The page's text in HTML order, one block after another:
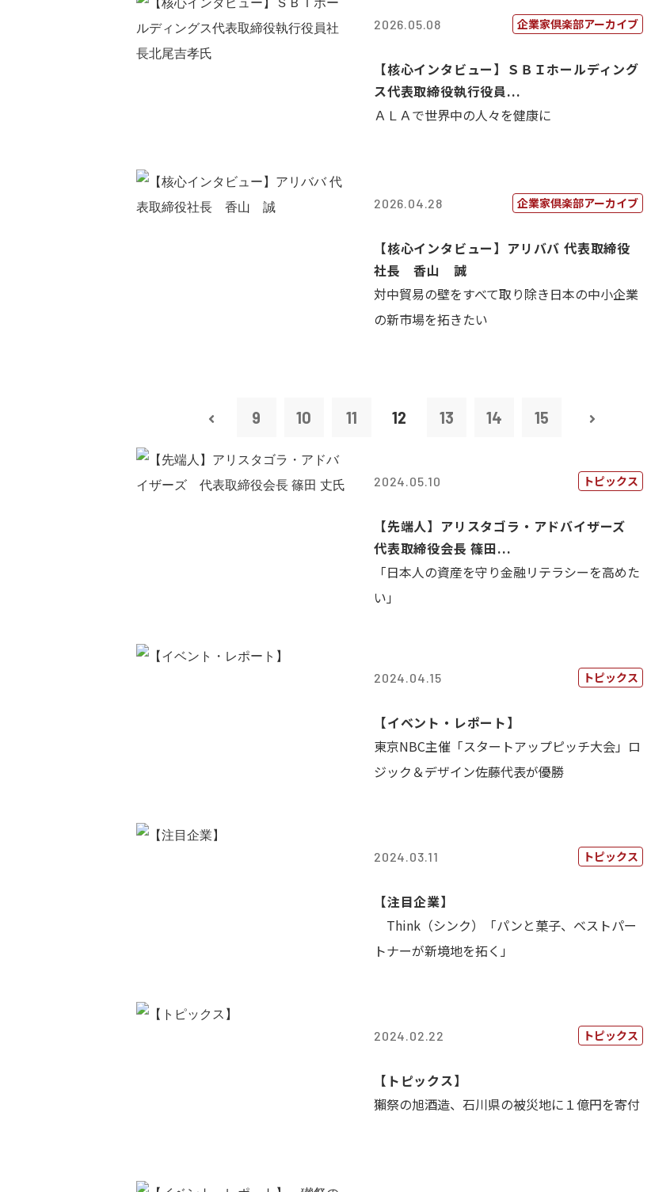
2026.05.08 企業家倶楽部アーカイブ
【核心インタビュー】ＳＢＩホールディング
ス代表取締役執行役員...
ＡＬＡで世界中の人々を健康に
2026.04.28 企業家倶楽部アーカイブ
【核心インタビュー】アリババ 代表取締役
社長 香山 誠
対中貿易の壁をすべて取り除き日本の中小企業
の新市場を拓きたい
9 10 11 12 13 14 15
2024.05.10 トピックス
【先端人】アリスタゴラ・アドバイザーズ
代表取締役会長 篠田...
「日本人の資産を守り金融リテラシーを高めた
い」
2024.04.15 トピックス
【イベント・レポート】
東京NBC主催「スタートアップピッチ大会」ロ
ジック＆デザイン佐藤代表が優勝
2024.03.11 トピックス
【注目企業】
Think（シンク）「パンと菓子、ベストパー
トナーが新境地を拓く」
2024.02.22 トピックス
【トピックス】
獺祭の旭酒造、石川県の被災地に１億円を寄付